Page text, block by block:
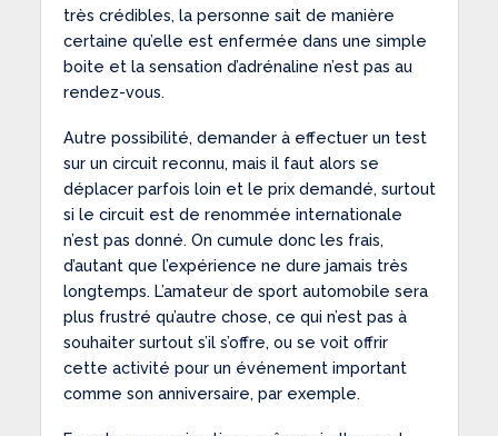
très crédibles, la personne sait de manière
certaine qu’elle est enfermée dans une simple
boite et la sensation d’adrénaline n’est pas au
rendez-vous.
Autre possibilité, demander à effectuer un test
sur un circuit reconnu, mais il faut alors se
déplacer parfois loin et le prix demandé, surtout
si le circuit est de renommée internationale
n’est pas donné. On cumule donc les frais,
d’autant que l’expérience ne dure jamais très
longtemps. L’amateur de sport automobile sera
plus frustré qu’autre chose, ce qui n’est pas à
souhaiter surtout s’il s’offre, ou se voit offrir
cette activité pour un événement important
comme son anniversaire, par exemple.